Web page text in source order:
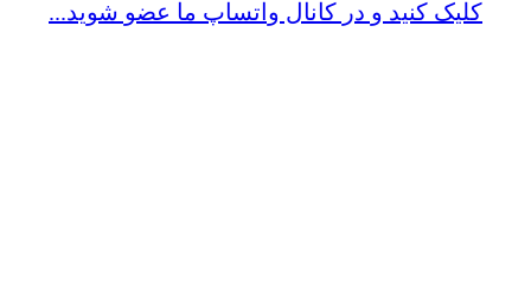
کلیک کنید و در کانال واتساپ ما عضو شوید...